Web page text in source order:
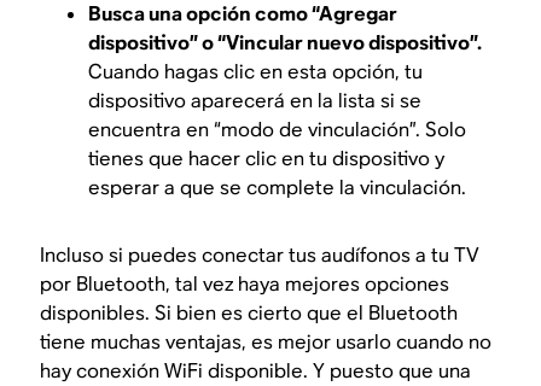
Busca una opción como “Agregar
dispositivo” o “Vincular nuevo dispositivo”.
Cuando hagas clic en esta opción, tu
dispositivo aparecerá en la lista si se
encuentra en “modo de vinculación”. Solo
tienes que hacer clic en tu dispositivo y
esperar a que se complete la vinculación.
Incluso si puedes conectar tus audífonos a tu TV
por Bluetooth, tal vez haya mejores opciones
disponibles. Si bien es cierto que el Bluetooth
tiene muchas ventajas, es mejor usarlo cuando no
hay conexión WiFi disponible. Y puesto que una